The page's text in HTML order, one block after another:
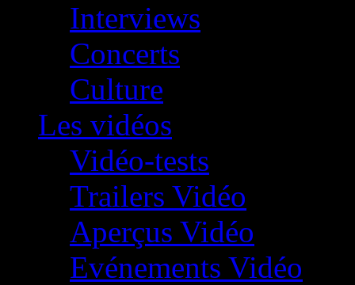
Interviews
Concerts
Culture
Les vidéos
Vidéo-tests
Trailers Vidéo
Aperçus Vidéo
Evénements Vidéo